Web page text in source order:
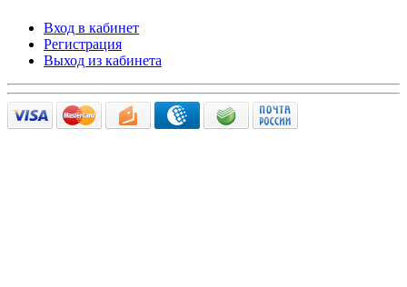
Вход в кабинет
Регистрация
Выход из кабинета